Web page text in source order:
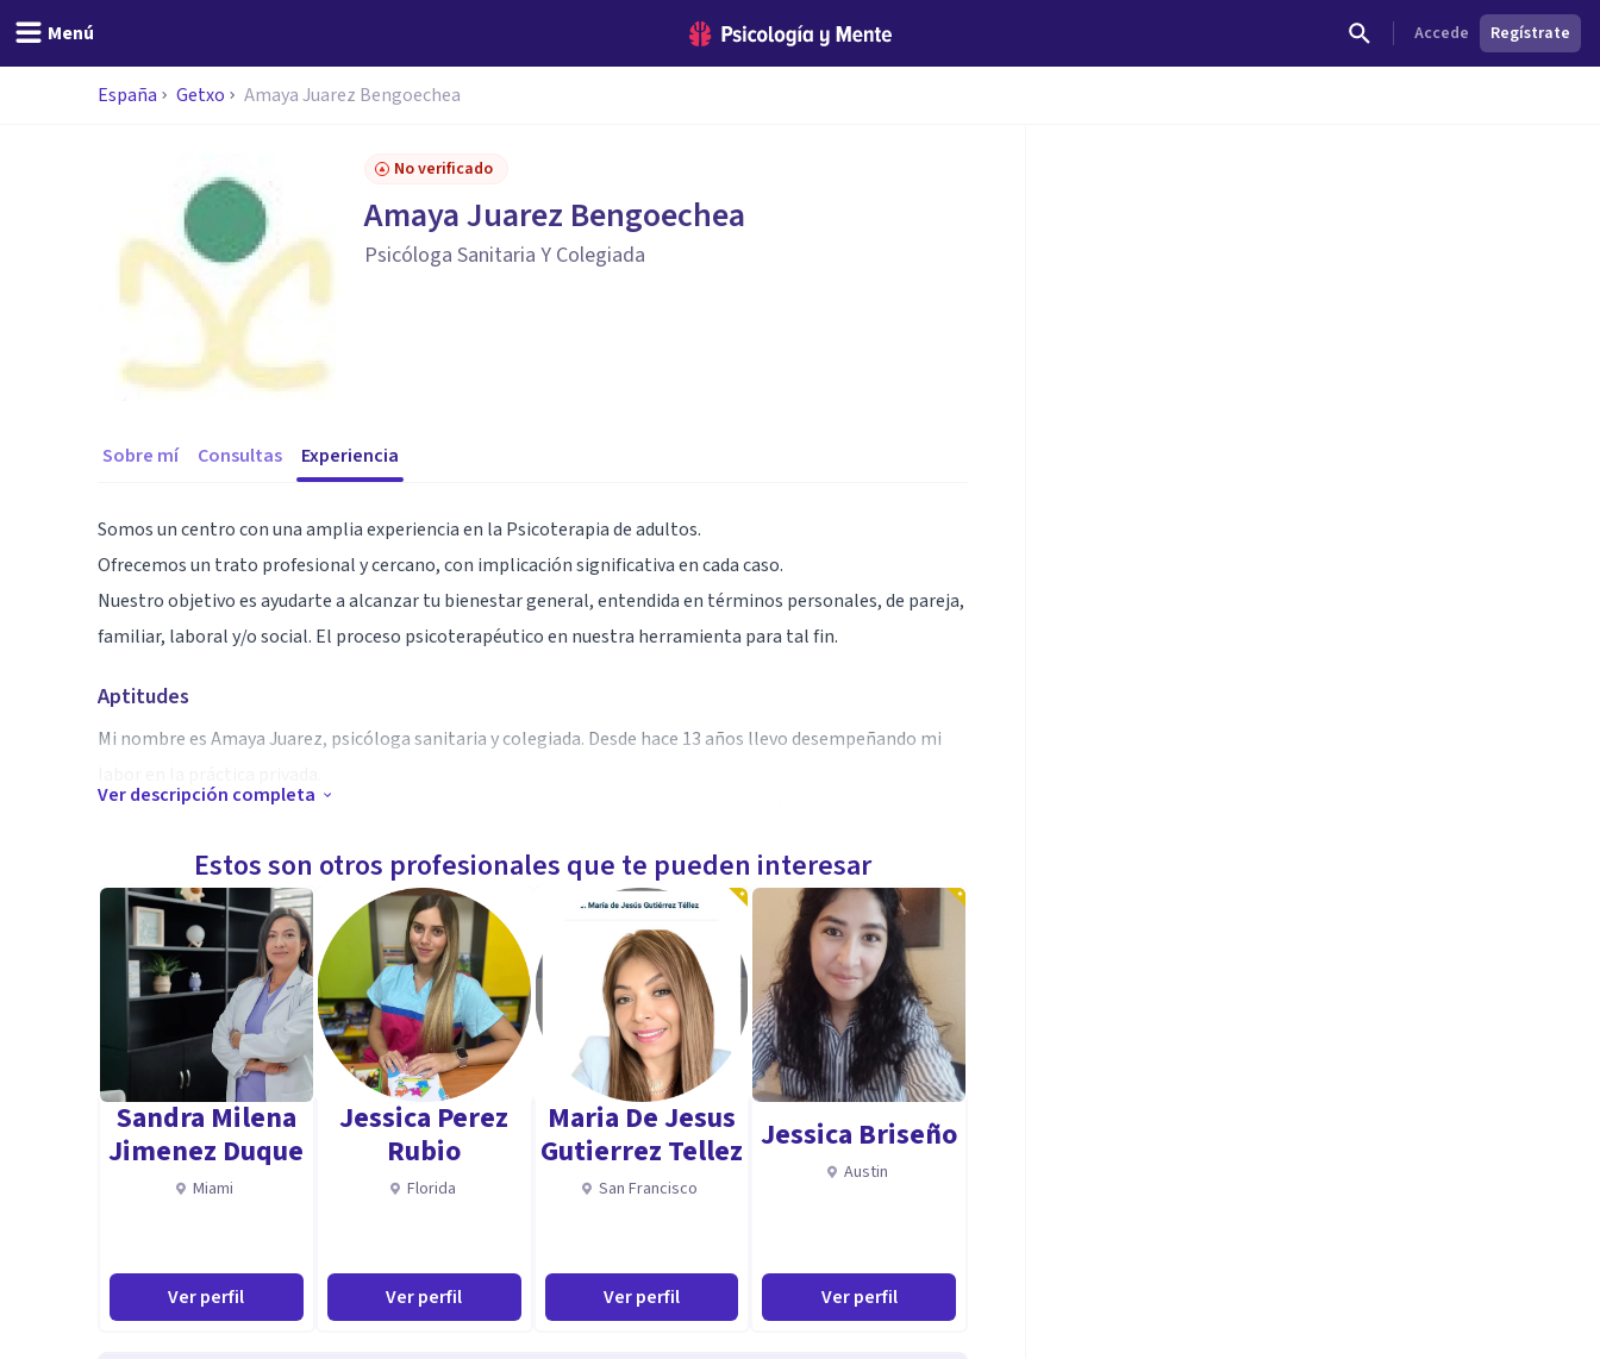
Menú Accede Regístrate
España Getxo Amaya Juarez Bengoechea
No verificado
Amaya Juarez Bengoechea
Psicóloga Sanitaria Y Colegiada
Sobre mí Consultas Experiencia
Somos un centro con una amplia experiencia en la Psicoterapia de adultos.
Ofrecemos un trato profesional y cercano, con implicación significativa en cada caso.
Nuestro objetivo es ayudarte a alcanzar tu bienestar general, entendida en términos personales, de pareja,
familiar, laboral y/o social. El proceso psicoterapéutico en nuestra herramienta para tal fin.
Aptitudes
Mi nombre es Amaya Juarez, psicóloga sanitaria y colegiada. Desde hace 13 años llevo desempeñando mi
Durante este periodo, he tenido la oportunidad de poder conocer, a través de diferentes formaciones y
Mi objetivo es ofrecer a cada persona un abordaje único y personalizado que se adapte a sus necesidades y
momento vital.
Ver descripción completa
Estos son otros profesionales que te pueden interesar
Sandra Milena
Jimenez Duque
Miami
Ver perfil
Jessica Perez
Rubio
Florida
Ver perfil
Maria De Jesus
Gutierrez Tellez
San Francisco
Ver perfil
Jessica Briseño
Austin
Ver perfil